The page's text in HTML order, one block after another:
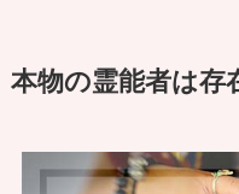
イタコの集団除
神さまの言うと
僧侶の女性と
本物の霊能者は存